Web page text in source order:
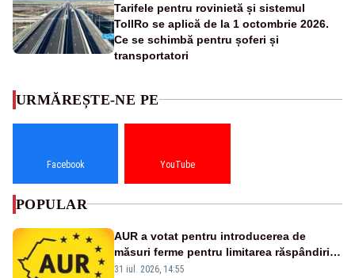
Tarifele pentru rovinietă și sistemul
TollRo se aplică de la 1 octombrie 2026.
Ce se schimbă pentru șoferi și
transportatori
URMĂREȘTE-NE PE
Facebook YouTube
POPULAR
AUR a votat pentru introducerea de
măsuri ferme pentru limitarea răspândirii
virusului pestei porcine africane
31 iul. 2026, 14:55